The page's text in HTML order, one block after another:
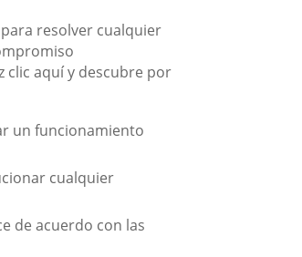
resolver cualquier
clic aquí y descubre por
un funcionamiento
cualquier
de acuerdo con las